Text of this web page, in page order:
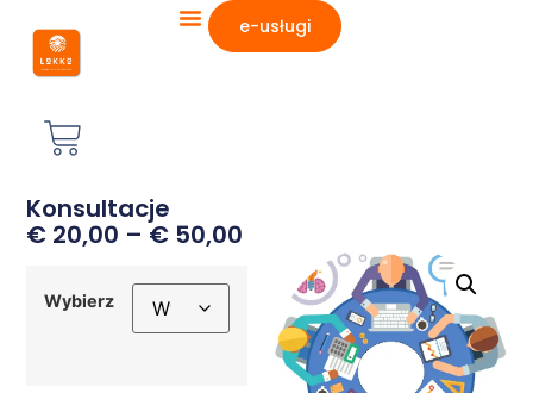
e-usługi
Konsultacje
€ 20,00 – € 50,00
Wybierz